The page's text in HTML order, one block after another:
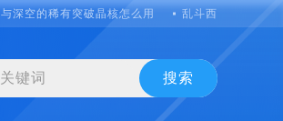
深空的稀有突破晶核怎么用 乱斗西游第二十一
搜索